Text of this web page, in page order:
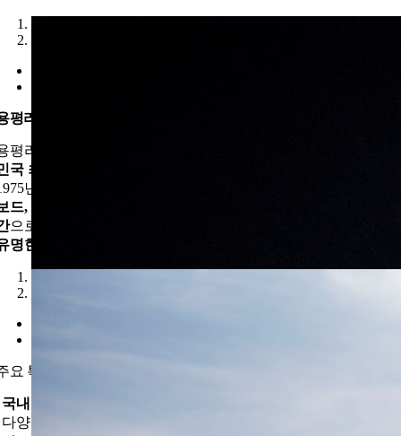
평리조트/모나 용평
평리조트/모나 용평은 강원도 평창군 대관령면에 위치한
국 최대 규모의 종합 리조트
년 국내 최초 현대식 스키장으로 개장하여 지금은
드, 골프, 워터파크, 숙박 등 사계절 여행이 가능한 관광 복합 공
으로 운영되고 있으며, 특히
명한 리조트
요 특징
국내 최대 규모 스키 & 스노보드 리조트
다양한 난이도의 슬로프와 리프트 시설을 갖추고 있으며 초보부